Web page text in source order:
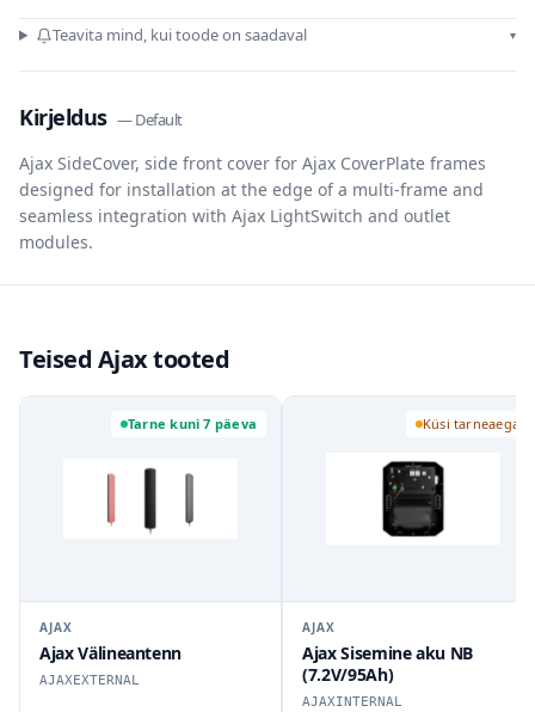
Teavita mind, kui toode on saadaval ▾
Kirjeldus —Default
Ajax SideCover, side front cover for Ajax CoverPlate frames
designed for installation at the edge of a multi-frame and
seamless integration with Ajax LightSwitch and outlet
modules.
Teised Ajax tooted
Tarne kuni 7 päeva
AJAX
Ajax Välineantenn
AJAXEXTERNAL
Küsi tarneaega
AJAX
Ajax Sisemine aku NB
(7.2V/95Ah)
AJAXINTERNAL